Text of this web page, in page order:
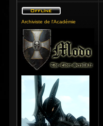
Archiviste de l'Académie